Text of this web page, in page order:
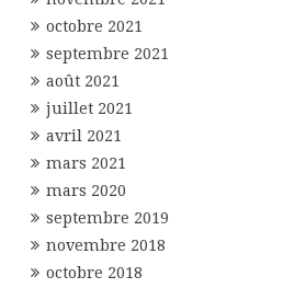
octobre 2021
septembre 2021
août 2021
juillet 2021
avril 2021
mars 2021
mars 2020
septembre 2019
novembre 2018
octobre 2018